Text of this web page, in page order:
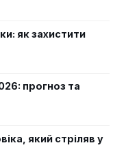
як захистити
прогноз та
який стріляв у